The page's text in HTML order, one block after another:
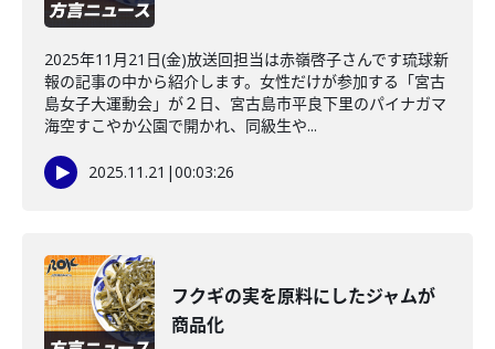
2025年11月21日(金)放送回担当は赤嶺啓子さんです琉球新
報の記事の中から紹介します。女性だけが参加する「宮古
島女子大運動会」が２日、宮古島市平良下里のパイナガマ
海空すこやか公園で開かれ、同級生や...
2025.11.21 |00:03:26
フクギの実を原料にしたジャムが
商品化